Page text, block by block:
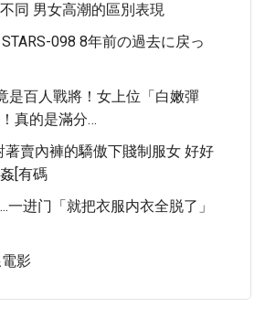
同 男女高潮的區別表現
STARS-098 8年前の過去に戻っ
是百人戰將！女上位「白嫩彈
真的是滿分…
著賣內褲的驕傲下賤制服女 好好
[有碼
一进门「就把衣服内衣全脱了」
影